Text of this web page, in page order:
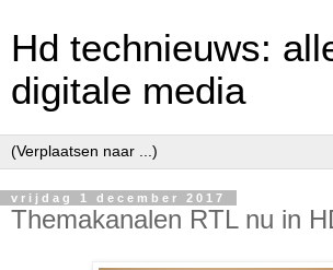
Hd technieuws:
digitale media
vrijdag 1 december 2017
Themakanalen RTL nu in